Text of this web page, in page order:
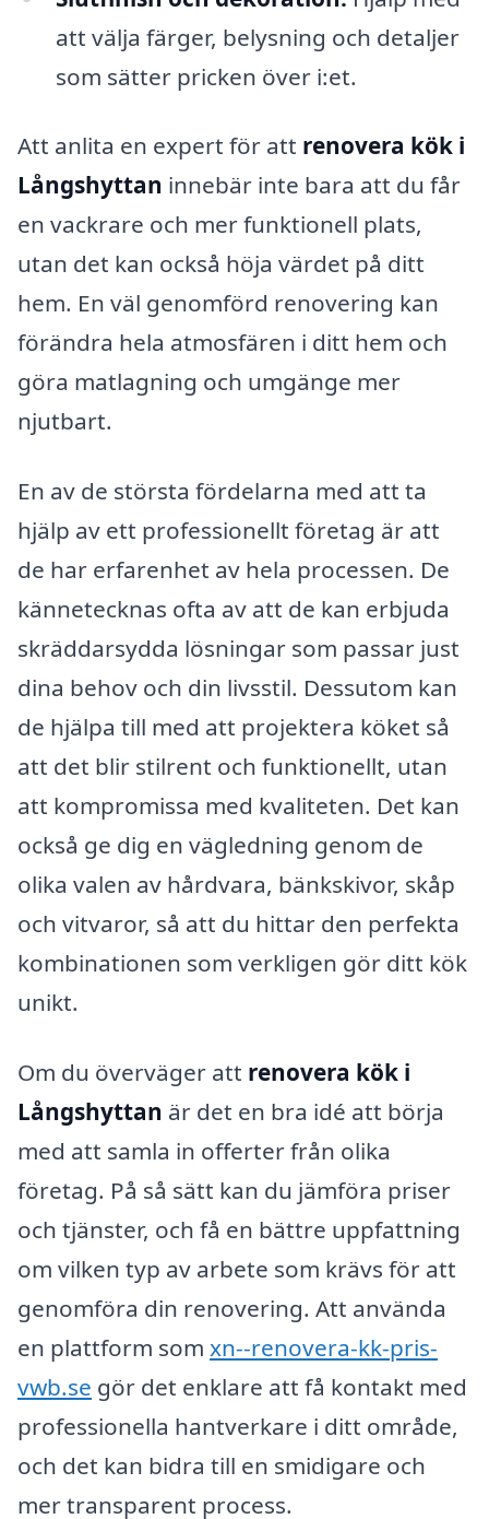
att välja färger, belysning och detaljer
som sätter pricken över i:et.
Att anlita en expert för att renovera kök i
Långshyttan innebär inte bara att du får
en vackrare och mer funktionell plats,
utan det kan också höja värdet på ditt
hem. En väl genomförd renovering kan
förändra hela atmosfären i ditt hem och
göra matlagning och umgänge mer
njutbart.
En av de största fördelarna med att ta
hjälp av ett professionellt företag är att
de har erfarenhet av hela processen. De
kännetecknas ofta av att de kan erbjuda
skräddarsydda lösningar som passar just
dina behov och din livsstil. Dessutom kan
de hjälpa till med att projektera köket så
att det blir stilrent och funktionellt, utan
att kompromissa med kvaliteten. Det kan
också ge dig en vägledning genom de
olika valen av hårdvara, bänkskivor, skåp
och vitvaror, så att du hittar den perfekta
kombinationen som verkligen gör ditt kök
unikt.
Om du överväger att renovera kök i
Långshyttan är det en bra idé att börja
med att samla in offerter från olika
företag. På så sätt kan du jämföra priser
och tjänster, och få en bättre uppfattning
om vilken typ av arbete som krävs för att
genomföra din renovering. Att använda
en plattform som xn--renovera-kk-pris-
vwb.se gör det enklare att få kontakt med
professionella hantverkare i ditt område,
och det kan bidra till en smidigare och
mer transparent process.